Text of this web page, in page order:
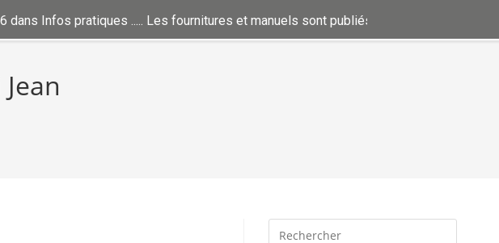
..... Les fournitures et manuels sont publiés dans Infos pratiques .....